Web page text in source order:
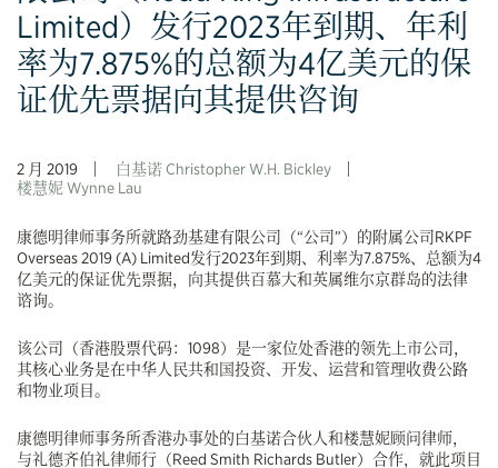
Limited）发行2023年到期、年利
率为7.875%的总额为4亿美元的保
证优先票据向其提供咨询
2 月 2019
白基诺 Christopher W.H. Bickley
楼慧妮 Wynne Lau
康德明律师事务所就路劲基建有限公司（“公司”）的附属公司RKPF
Overseas 2019 (A) Limited发行2023年到期、利率为7.875%、总额为4
亿美元的保证优先票据，向其提供百慕大和英属维尔京群岛的法律
谘询。
该公司（香港股票代码：1098）是一家位处香港的领先上市公司，
其核心业务是在中华人民共和国投资、开发、运营和管理收费公路
和物业项目。
康德明律师事务所香港办事处的白基诺合伙人和楼慧妮顾问律师，
与礼德齐伯礼律师行（Reed Smith Richards Butler）合作，就此项目